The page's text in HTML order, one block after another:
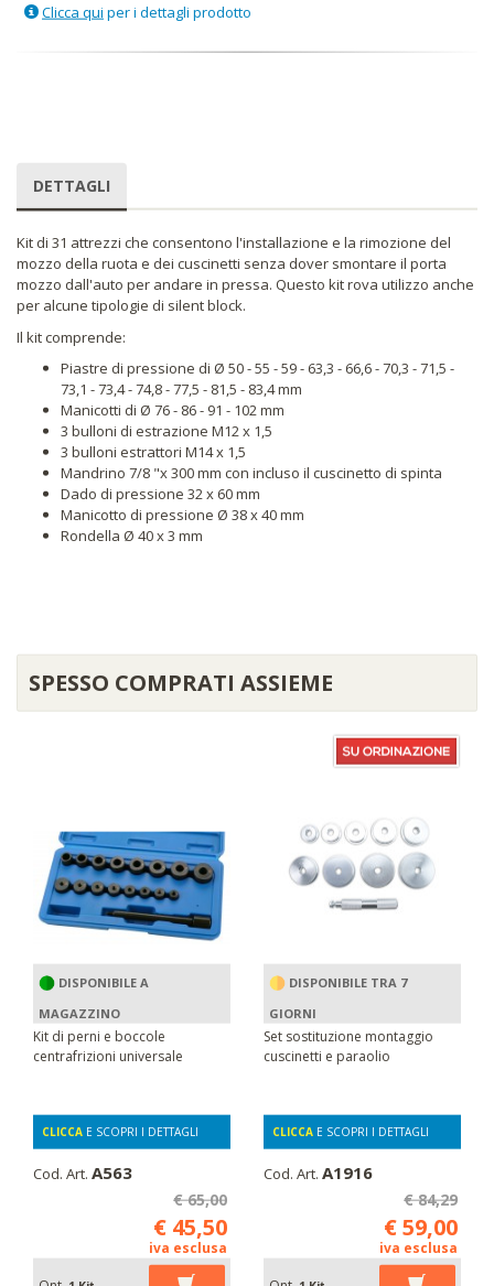
Clicca qui per i dettagli prodotto
DETTAGLI
Kit di 31 attrezzi che consentono l'installazione e la rimozione del
mozzo della ruota e dei cuscinetti senza dover smontare il porta
mozzo dall'auto per andare in pressa. Questo kit rova utilizzo anche
per alcune tipologie di silent block.
Il kit comprende:
Piastre di pressione di Ø 50 - 55 - 59 - 63,3 - 66,6 - 70,3 - 71,5 -
73,1 - 73,4 - 74,8 - 77,5 - 81,5 - 83,4 mm
Manicotti di Ø 76 - 86 - 91 - 102 mm
3 bulloni di estrazione M12 x 1,5
3 bulloni estrattori M14 x 1,5
Mandrino 7/8 "x 300 mm con incluso il cuscinetto di spinta
Dado di pressione 32 x 60 mm
Manicotto di pressione Ø 38 x 40 mm
Rondella Ø 40 x 3 mm
SPESSO COMPRATI ASSIEME
DISPONIBILE A
MAGAZZINO
Kit di perni e boccole
centrafrizioni universale
CLICCA E SCOPRI I DETTAGLI
Cod. Art. A563
€ 65,00
€ 45,50
iva esclusa
DISPONIBILE TRA 7
GIORNI
Set sostituzione montaggio
cuscinetti e paraolio
CLICCA E SCOPRI I DETTAGLI
Cod. Art. A1916
€ 84,29
€ 59,00
iva esclusa